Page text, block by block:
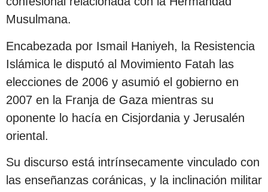
Musulmana.
Encabezada por Ismail Haniyeh, la Resistencia
Islámica le disputó al Movimiento Fatah las
elecciones de 2006 y asumió el gobierno en
2007 en la Franja de Gaza mientras su
oponente lo hacía en Cisjordania y Jerusalén
oriental.
Su discurso está intrínsecamente vinculado con
las enseñanzas coránicas, y la inclinación militar